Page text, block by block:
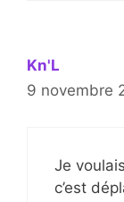
Kn'L
9 novembre
Je
c’est